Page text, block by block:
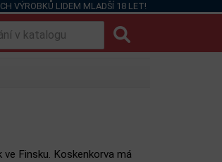
VÝROBKŮ LIDEM MLADŠÍ 18 LET!
Finsku. Koskenkorva má